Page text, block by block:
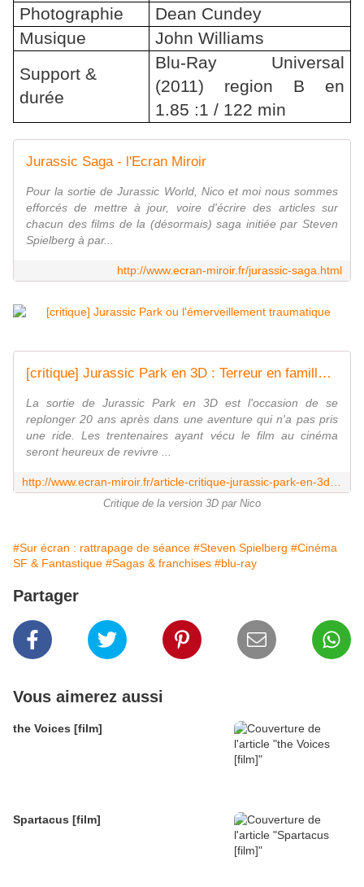
Photographie
Dean Cundey
Musique
John Williams
Support &
durée
Blu-Ray Universal
(2011) region B en
1.85 :1 / 122 min
Jurassic Saga - l'Ecran Miroir
Pour la sortie de Jurassic World, Nico et moi nous sommes
efforcés de mettre à jour, voire d'écrire des articles sur
chacun des films de la (désormais) saga initiée par Steven
Spielberg à par...
http://www.ecran-miroir.fr/jurassic-saga.html
[critique] Jurassic Park en 3D : Terreur en famille - l'Ecran Miroir
La sortie de Jurassic Park en 3D est l'occasion de se
replonger 20 ans après dans une aventure qui n'a pas pris
une ride. Les trentenaires ayant vécu le film au cinéma
seront heureux de revivre ...
Critique de la version 3D par Nico
#Sur écran : rattrapage de séance #Steven Spielberg #Cinéma
SF & Fantastique #Sagas & franchises #blu-ray
Partager
Vous aimerez aussi
the Voices [film]
Spartacus [film]